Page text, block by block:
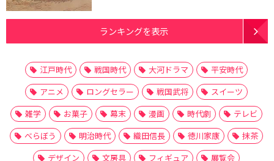
ランキングを表示
江戸時代 戦国時代 大河ドラマ
平安時代
アニメ
ロングセラー 戦国武将
スイーツ
雑学
お菓子 幕末 漫画 時代劇
テレビ
べらぼう
明治時代 織田信長 徳川家康
抹茶
デザイン
文房具 フィギュア
展覧会